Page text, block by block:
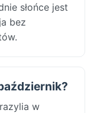
słońce jest
bez
w